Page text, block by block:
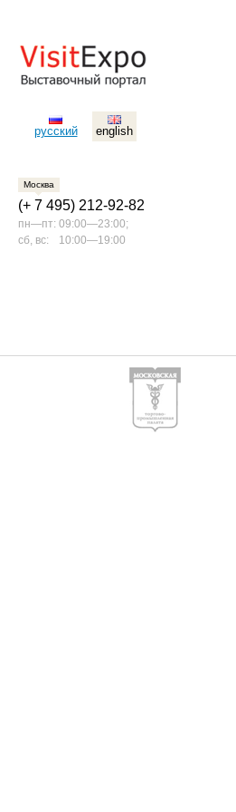
русский english
Москва
(+ 7 495) 212-92-82
пн—пт: 09:00—23:00;
сб, вс:
10:00—19:00